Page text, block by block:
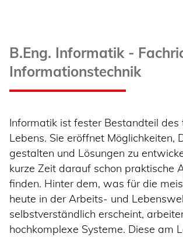
B.Eng. Informatik -
Informationstechnik
Informatik ist fester Bestandteil des
Lebens. Sie eröffnet Möglichkeiten,
gestalten und Lösungen zu
kurze Zeit darauf schon praktische
finden. Hinter dem, was für die
heute in der Arbeits- und
selbstverständlich erscheint,
hochkomplexe Systeme. Diese am